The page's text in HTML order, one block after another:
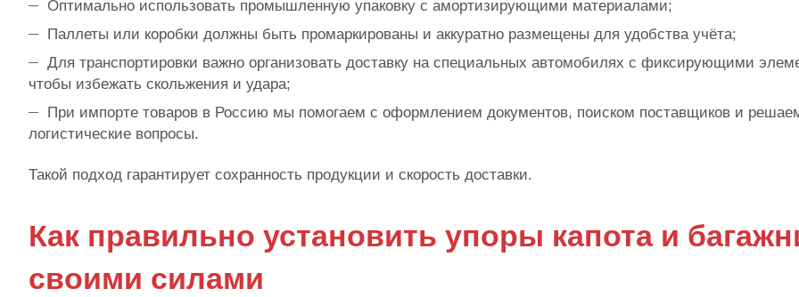
Оптимально использовать промышленную упаковку с амортизирующими материалами;
Паллеты или коробки должны быть промаркированы и аккуратно размещены для удобства учёта;
Для транспортировки важно организовать доставку на специальных автомобилях с фиксирующими
чтобы избежать скольжения и удара;
При импорте товаров в Россию мы помогаем с оформлением документов, поиском поставщиков и
логистические вопросы.
Такой подход гарантирует сохранность продукции и скорость доставки.
Как правильно установить упоры капота и
своими силами